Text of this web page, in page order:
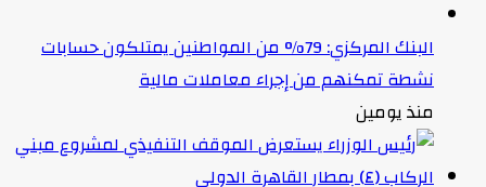
البنك المركزي: 79% من المواطنين يمتلكون حسابات
نشطة تمكنهم من إجراء معاملات مالية
منذ يومين